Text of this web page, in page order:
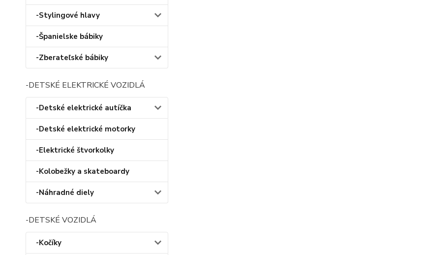
-Stylingové hlavy
-Španielske bábiky
-Zberateľské bábiky
-DETSKÉ ELEKTRICKÉ VOZIDLÁ
-Detské elektrické autíčka
-Detské elektrické motorky
-Elektrické štvorkolky
-Kolobežky a skateboardy
-Náhradné diely
-DETSKÉ VOZIDLÁ
-Kočíky